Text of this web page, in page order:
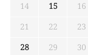
14
15 16
21
22 23
28
29 30